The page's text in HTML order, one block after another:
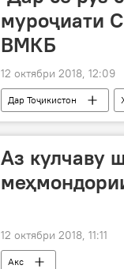
муроҷиати
ВМКБ
12 октябри 2018, 12:09
Дар Тоҷикистон
Аз кулчаву
12 октябри 2018, 11:11
Акс